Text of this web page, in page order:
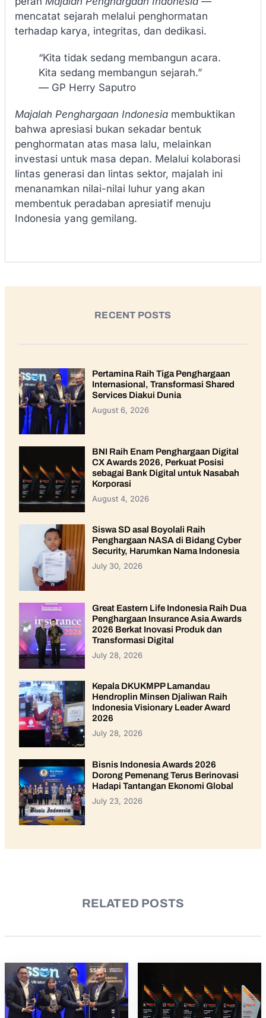
mencatat sejarah melalui penghormatan
terhadap karya, integritas, dan dedikasi.
“Kita tidak sedang membangun acara.
Kita sedang membangun sejarah.”
— GP Herry Saputro
Majalah Penghargaan Indonesia membuktikan
bahwa apresiasi bukan sekadar bentuk
penghormatan atas masa lalu, melainkan
investasi untuk masa depan. Melalui kolaborasi
lintas generasi dan lintas sektor, majalah ini
menanamkan nilai-nilai luhur yang akan
membentuk peradaban apresiatif menuju
Indonesia yang gemilang.
RECENT POSTS
Pertamina Raih Tiga Penghargaan
Internasional, Transformasi Shared
Services Diakui Dunia
August 6, 2026
BNI Raih Enam Penghargaan Digital
CX Awards 2026, Perkuat Posisi
sebagai Bank Digital untuk Nasabah
Korporasi
August 4, 2026
Siswa SD asal Boyolali Raih
Penghargaan NASA di Bidang Cyber
Security, Harumkan Nama Indonesia
July 30, 2026
Great Eastern Life Indonesia Raih Dua
Penghargaan Insurance Asia Awards
2026 Berkat Inovasi Produk dan
Transformasi Digital
July 28, 2026
Kepala DKUKMPP Lamandau
Hendroplin Minsen Djaliwan Raih
Indonesia Visionary Leader Award
2026
July 28, 2026
Bisnis Indonesia Awards 2026
Dorong Pemenang Terus Berinovasi
Hadapi Tantangan Ekonomi Global
July 23, 2026
RELATED POSTS